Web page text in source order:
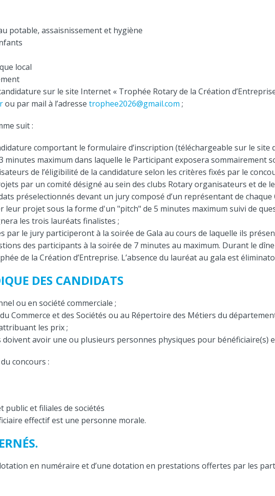
potable, assaisnissement et hygiène
local
sur le site Internet « Trophée Rotary de la Création
ou par mail à l’adresse trophee2026@gmail.com ;
suit :
comportant le formulaire d’inscription (téléchargeable sur le
minutes maximum dans laquelle le Participant exposera sommairement
de l’éligibilité de la candidature selon les critères fixés par le
par un comité désigné au sein des clubs Rotary organisateurs et de
préselectionnés devant un jury composé d’un représentant de
projet sous la forme d'un "pitch" de 5 minutes maximum suivi de
les trois lauréats finalistes ;
par le jury participeront à la soirée de Gala au cours de laquelle ils
des participants à la soirée de 7 minutes au maximum. Durant le
de la Création d’Entreprise. L’absence du lauréat au gala est
DES CANDIDATS
ou en société commerciale ;
Commerce et des Sociétés ou au Répertoire des Métiers du
les prix ;
avoir une ou plusieurs personnes physiques pour bénéficiaire(s)
concours :
public et filiales de sociétés
effectif est une personne morale.
en numéraire et d’une dotation en prestations offertes par les